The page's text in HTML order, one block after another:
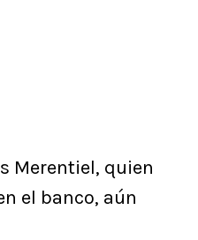
Merentiel, quien
el banco, aún